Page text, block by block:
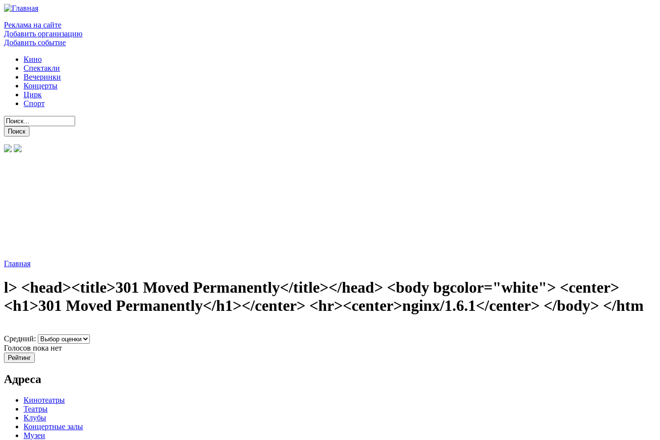
Реклама на сайте
Добавить организацию
Добавить событие
Кино
Спектакли
Вечеринки
Концерты
Цирк
Спорт
Главная
l> <head><title>301 Moved Permanently</title></head> <body bgcolor="white"> <center>
<h1>301 Moved Permanently</h1></center> <hr><center>nginx/1.6.1</center> </body> </htm
Средний:
Голосов пока нет
Адреса
Кинотеатры
Театры
Клубы
Концертные залы
Музеи